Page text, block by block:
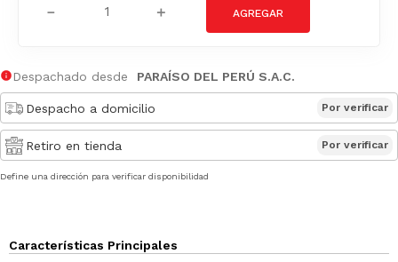
＋
－
Despachado desde PARAÍSO DEL PERÚ S.A.C.
Despacho a domicilio Por verificar
Retiro en tienda Por verificar
Define una dirección para verificar disponibilidad
Características Principales